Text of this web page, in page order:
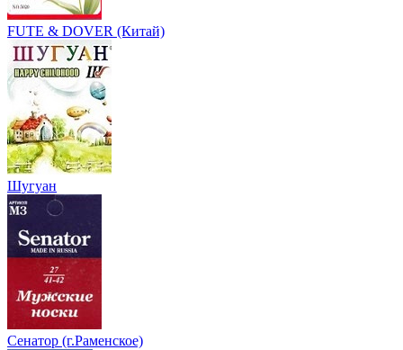
FUTE & DOVER (Китай)
Шугуан
Сенатор (г.Раменское)